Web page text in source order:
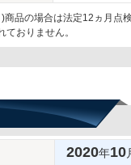
品の場合は法定12ヵ月点
おりません。
2020年10